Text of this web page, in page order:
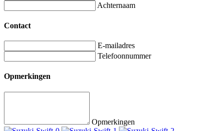
Achternaam
Contact
E-mailadres
Telefoonnummer
Opmerkingen
Opmerkingen